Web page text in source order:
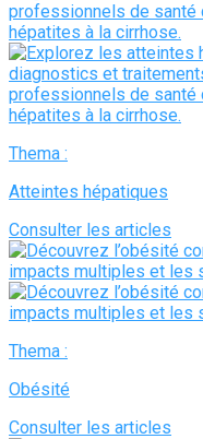
Thema :
Atteintes hépatiques
Consulter les articles
Thema :
Obésité
Consulter les articles